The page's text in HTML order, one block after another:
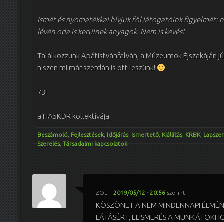
Ismét és nyomatékkal hívjuk föl látogatóink figyelmét:
lévén oda is kerülnek anyagok. Nem is kevés!
Találkozzunk Apátistvánfalván, a Múzeumok Éjszakáján
hiszen mi már szerdán is ott leszünk!
73!
a HA5KDR kollektívája
Beszámoló Fejlesztések Időjárás, Ismertető Kiállítás, KRBK,
Szerelés, Társadalmi kapcsolatok
ZOLI - 2019/05/12 - 20:56 szerint:
KÖSZÖNET A NEM MINDENNAPI
LÁTÁSÉRT, ELISMERÉS A